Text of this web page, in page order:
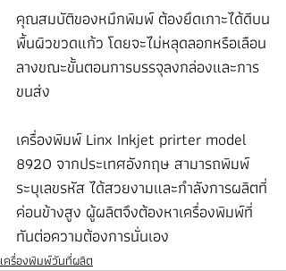
คุณสมบัติของหมึกพิมพ์ ต้องยึดเกาะได้ดีบน
พื้นผิวขวดแก้ว โดยจะไม่หลุดลอกหรือเลือน
ลางขณะขั้นตอนการบรรจุลงกล่องและการ
ขนส่ง
เครื่องพิมพ์ Linx Inkjet prirter model
8920 จากประเทศอังกฤษ สามารถพิมพ์
ระบุเลขรหัส ได้สวยงามและกำลังการผลิตที่
ค่อนข้างสูง ผู้ผลิตจึงต้องหาเครื่องพิมพ์ที่
ทันต่อความต้องการนั่นเอง
เครื่องพิมพ์วันที่ผลิต